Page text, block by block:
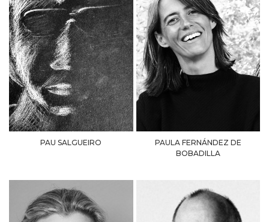
PAU SALGUEIRO
PAULA FERNÁNDEZ DE
BOBADILLA